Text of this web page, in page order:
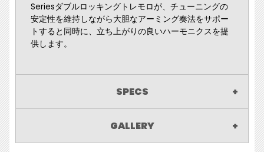
Seriesダブルロッキングトレモロが、チューニングの
安定性を維持しながら大胆なアーミング奏法をサポー
トすると同時に、立ち上がりの良いハーモニクスを提
供します。
SPECS
GALLERY